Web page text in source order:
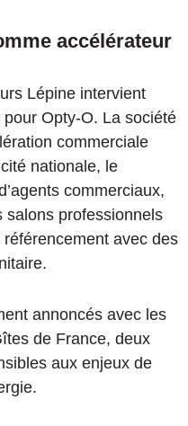
accélérateur
Lépine intervient
Opty-O. La société
commerciale
nationale, le
commerciaux,
salons professionnels
avec des
annoncés avec les
de France, deux
aux enjeux de